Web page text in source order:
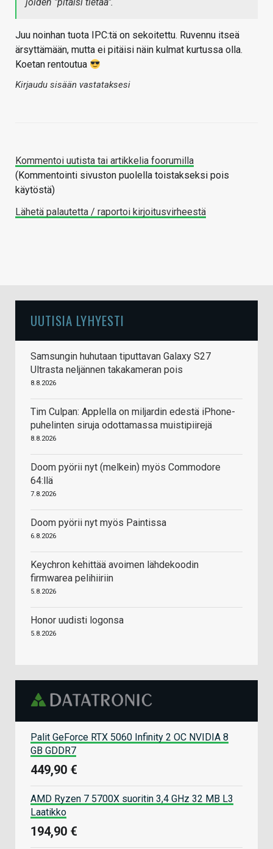
joiden "pitäisi tietää".
Juu noinhan tuota IPC:tä on sekoitettu. Ruvennu itseä
ärsyttämään, mutta ei pitäisi näin kulmat kurtussa olla.
Koetan rentoutua
Kirjaudu sisään vastataksesi
Kommentoi uutista tai artikkelia foorumilla
(Kommentointi sivuston puolella toistakseksi pois
käytöstä)
Lähetä palautetta / raportoi kirjoitusvirheestä
UUTISIA LYHYESTI
Samsungin huhutaan tiputtavan Galaxy S27
Ultrasta neljännen takakameran pois
8.8.2026
Tim Culpan: Applella on miljardin edestä iPhone-
puhelinten siruja odottamassa muistipiirejä
8.8.2026
Doom pyörii nyt (melkein) myös Commodore
64:llä
7.8.2026
Doom pyörii nyt myös Paintissa
6.8.2026
Keychron kehittää avoimen lähdekoodin
firmwarea pelihiiriin
5.8.2026
Honor uudisti logonsa
5.8.2026
Palit GeForce RTX 5060 Infinity 2 OC NVIDIA 8
GB GDDR7
449,90 €
AMD Ryzen 7 5700X suoritin 3,4 GHz 32 MB L3
Laatikko
194,90 €